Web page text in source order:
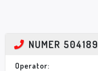
NUMER
Operator: